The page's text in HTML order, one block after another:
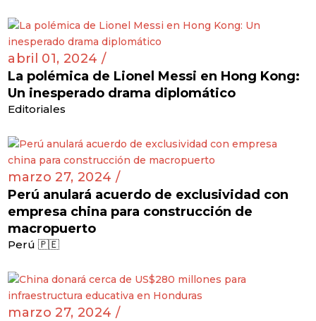
abril 01, 2024 /
La polémica de Lionel Messi en Hong Kong:
Un inesperado drama diplomático
Editoriales
marzo 27, 2024 /
Perú anulará acuerdo de exclusividad con
empresa china para construcción de
macropuerto
Perú 🇵🇪
marzo 27, 2024 /